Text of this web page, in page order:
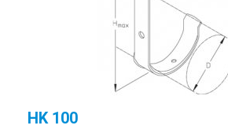
HK 100